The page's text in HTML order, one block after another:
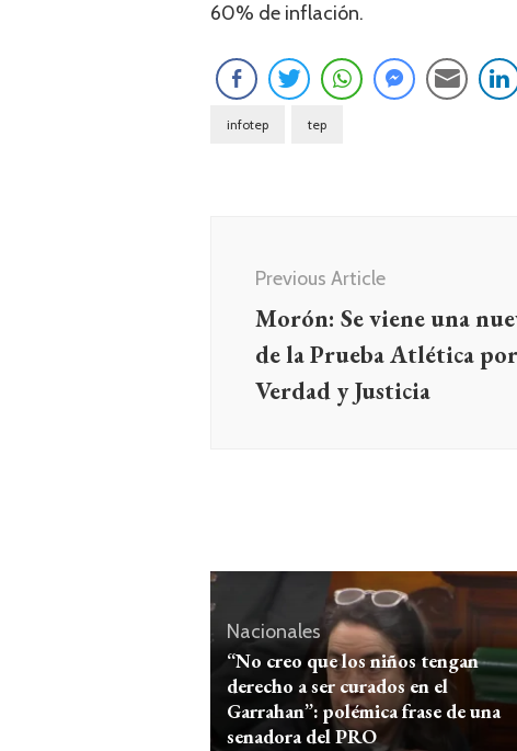
60% de inflación.
infotep tep
entradas
Previous Article
Morón: Se viene una
de la Prueba Atlética
Verdad y Justicia
Nacionales
“No creo que los niños tengan
derecho a ser curados en el
Garrahan”: polémica frase de una
senadora del PRO